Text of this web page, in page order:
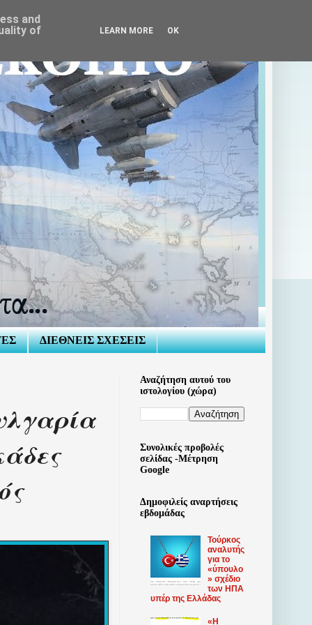
ΔΙΕΘΝΕΙΣ ΣΧΕΣΕΙΣ
Αναζήτηση αυτού του
ιστολογίου (χώρα)
Συνολικές προβολές
σελίδας -Μέτρηση
Google
Δημοφιλείς αναρτήσεις
εβδομάδας
Τούρκος
αναλυτής
για το
«ύπουλο
» σχέδιο
των ΗΠΑ
υπέρ της Ελλάδας
«Η
and
of
LEARN MORE OK